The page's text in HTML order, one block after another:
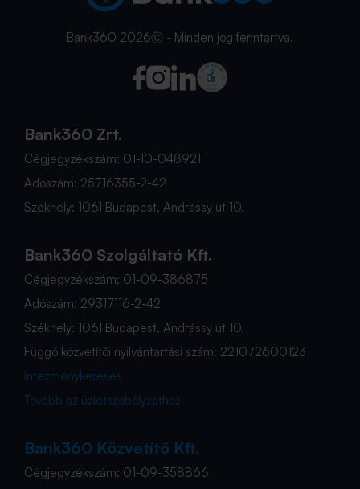
Bank360 2026Ⓒ - Minden jog fenntartva.
Bank360 Zrt.
Cégjegyzékszám: 01-10-048921
Adószám: 25716355-2-42
Székhely: 1061 Budapest, Andrássy út 10.
Bank360 Szolgáltató Kft.
Cégjegyzékszám: 01-09-386875
Adószám: 29317116-2-42
Székhely: 1061 Budapest, Andrássy út 10.
Függő közvetítői nyilvántartási szám: 221072600123
Intézménykeresés
Tovább az üzletszabályzathoz
Bank360 Közvetítő Kft.
Cégjegyzékszám: 01-09-358866